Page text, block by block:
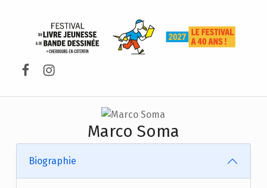
Facebook
Instagram
Marco Soma
Biographie